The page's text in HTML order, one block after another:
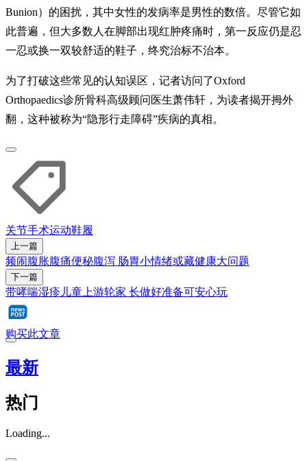
Bunion）的困扰，其中女性的发病率是男性的数倍。尽管它如
此普遍，但大多数人在脚部出现红肿疼痛时，第一反应仍是忍
一忍或换一双较舒适的鞋子，终究治标不治本。
为了打破这些常见的认知误区，记者访问了Oxford
Orthopaedics诊所骨科高级顾问医生萧伟轩，为读者揭开拇外
翻，这种被称为“隐形行走障碍”疾病的真相。
关节手术运动鞋履
上一篇
频闹腹胀腹痛便秘腹泻 肠胃小情绪或藏健康大问题
下一篇
带哮喘湿疹儿童上游轮家 长做好准备可安心玩
购买此文章
最新
热门
Loading...